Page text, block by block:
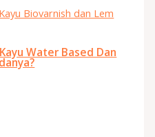
Water Based Dan